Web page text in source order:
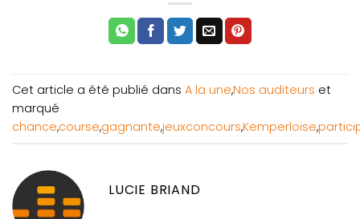
Cet article a été publié dans A la une,Nos auditeurs et
marqué
chance,course,gagnante,jeuxconcours,Kemperloise,
LUCIE BRIAND